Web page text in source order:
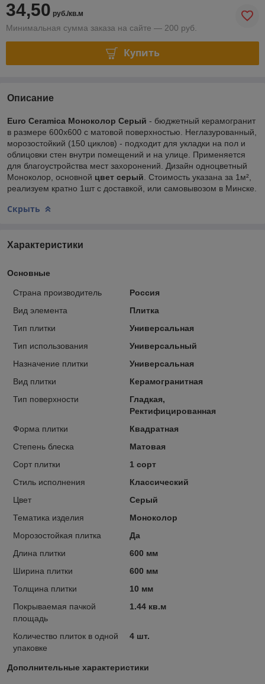
34,50 руб./кв.м
Минимальная сумма заказа на сайте — 200 руб.
Купить
Описание
Euro Ceramica Моноколор Серый - бюджетный керамогранит
в размере 600х600 с матовой поверхностью. Неглазурованный,
морозостойкий (150 циклов) - подходит для укладки на пол и
облицовки стен внутри помещений и на улице. Применяется
для благоустройства мест захоронений. Дизайн одноцветный
Моноколор, основной цвет серый . Стоимость указана за 1м²,
реализуем кратно 1шт с доставкой, или самовывозом в Минске.
Скрыть
Характеристики
Основные
Страна производитель
Россия
Вид элемента
Плитка
Тип плитки
Универсальная
Тип использования
Универсальный
Назначение плитки
Универсальная
Вид плитки
Керамогранитная
Тип поверхности
Гладкая,
Ректифицированная
Форма плитки
Квадратная
Степень блеска
Матовая
Сорт плитки
1 сорт
Стиль исполнения
Классический
Цвет
Серый
Тематика изделия
Моноколор
Морозостойкая плитка
Да
Длина плитки
600 мм
Ширина плитки
600 мм
Толщина плитки
10 мм
Покрываемая пачкой
площадь
1.44 кв.м
Количество плиток в одной
упаковке
4 шт.
Дополнительные характеристики